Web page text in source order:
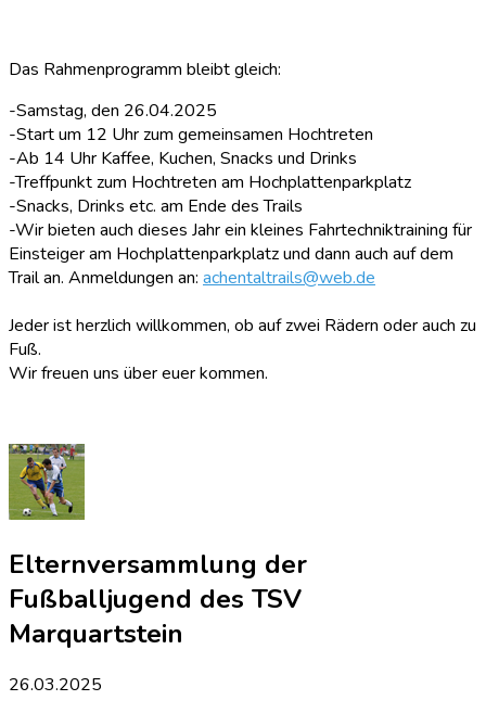
Das Rahmenprogramm bleibt gleich:
-Samstag, den 26.04.2025
-Start um 12 Uhr zum gemeinsamen Hochtreten
-Ab 14 Uhr Kaffee, Kuchen, Snacks und Drinks
-Treffpunkt zum Hochtreten am Hochplattenparkplatz
-Snacks, Drinks etc. am Ende des Trails
-Wir bieten auch dieses Jahr ein kleines Fahrtechniktraining für
Einsteiger am Hochplattenparkplatz und dann auch auf dem
Trail an. Anmeldungen an: achentaltrails@web.de
Jeder ist herzlich willkommen, ob auf zwei Rädern oder auch zu
Fuß.
Wir freuen uns über euer kommen.
Elternversammlung der
Fußballjugend des TSV
Marquartstein
26.03.2025